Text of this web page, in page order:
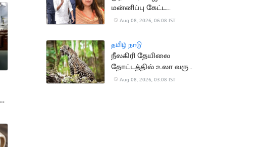
மன்னிப்பு கேட்ட
மனைவி சங்கீதா?
Aug 08, 2026, 06:08 IST
தமிழ் நாடு
நீலகிரி தேயிலை
தோட்டத்தில் உலா வரும்
சிறுத்தை:
Aug 08, 2026, 03:08 IST